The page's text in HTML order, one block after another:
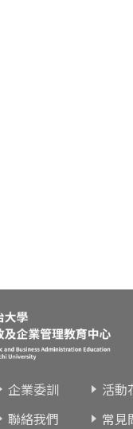
企業委訓
活動
聯絡我們
常見